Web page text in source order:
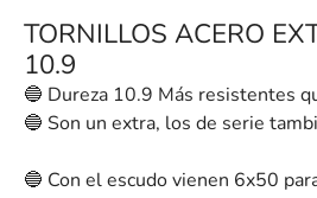
TORNILLOS ACERO
10.9
🔵 Dureza 10.9 Más resistentes
🔵 Son un extra, los de serie
🔵 Con el escudo vienen 6x50